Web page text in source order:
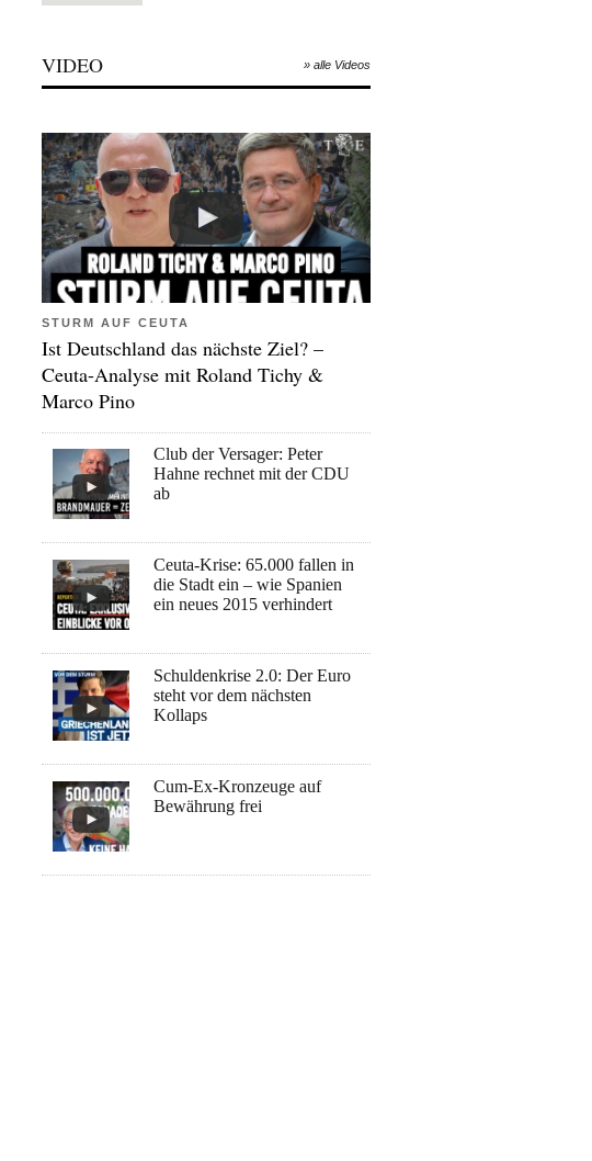
VIDEO » alle Videos
STURM AUF CEUTA
Ist Deutschland das nächste Ziel? –
Ceuta-Analyse mit Roland Tichy &
Marco Pino
Club der Versager: Peter
Hahne rechnet mit der CDU
ab
Ceuta-Krise: 65.000 fallen in
die Stadt ein – wie Spanien
ein neues 2015 verhindert
Schuldenkrise 2.0: Der Euro
steht vor dem nächsten
Kollaps
Cum-Ex-Kronzeuge auf
Bewährung frei